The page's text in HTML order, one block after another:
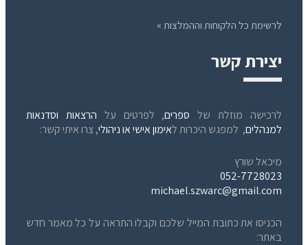
לרשימת כל הלקוחות וההמלצות »
יצירת קשר
לרכישה מוזלת של ספרים, לפרטים על הרצאות וסדנאות
למנהלים, למפגש היכרות לאימון אישי או ניהולי, צרו איתי קשר:
מיכאל שורץ
052-7728023
michael.szwarc@gmail.com
הכניסו את כתובת המייל שלכם וקבלו התראה על כל מאמר חדש
באתר: